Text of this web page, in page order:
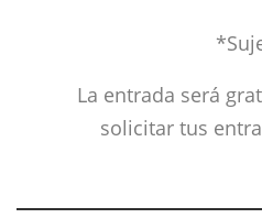
La entrada será
solicitar tus